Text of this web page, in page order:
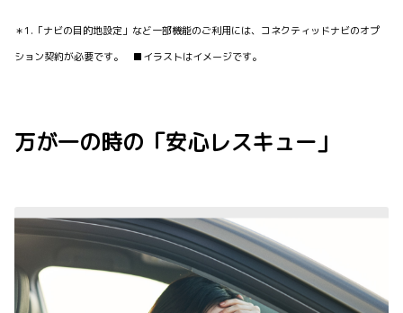
＊1.「ナビの目的地設定」など一部機能のご利用には、コネクティッドナビのオプ
ション契約が必要です。 ■イラストはイメージです。
万が一の時の「安心レスキュー」